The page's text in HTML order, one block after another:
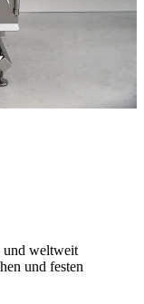
und weltweit
und festen